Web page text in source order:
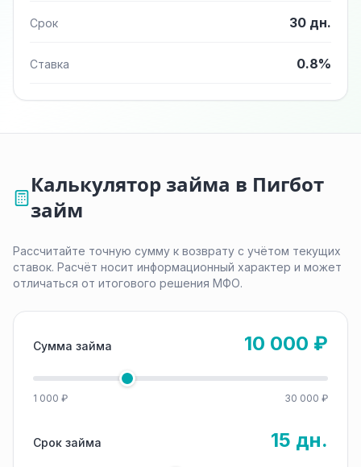
Срок 30 дн.
Ставка 0.8%
Калькулятор займа в Пигбот
займ
Рассчитайте точную сумму к возврату с учётом текущих
ставок. Расчёт носит информационный характер и может
отличаться от итогового решения МФО.
Сумма займа 10 000 ₽
1 000 ₽ 30 000 ₽
Срок займа 15 дн.